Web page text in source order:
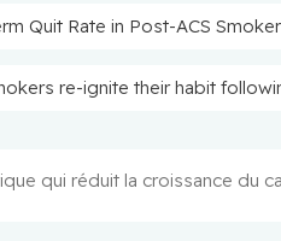
Quit Rate in Post-ACS
re-ignite their habit
qui réduit la croissance du